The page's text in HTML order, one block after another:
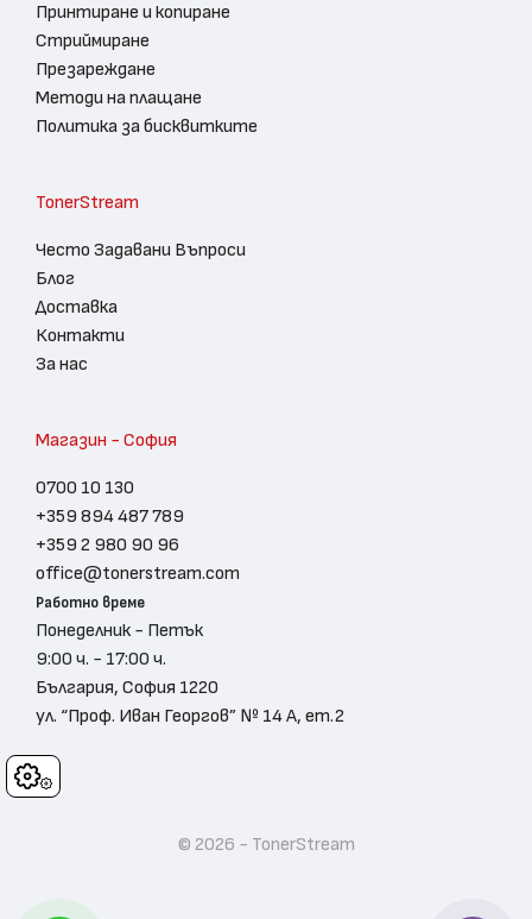
Cookies
Принтиране и копиране
Стриймиране
Презареждане
Методи на плащане
Политика за бисквитките
TonerStream
Често Задавани Въпроси
Блог
Доставка
Контакти
За нас
Магазин - София
0700 10 130
+359 894 487 789
+359 2 980 90 96
office@tonerstream.com
Работно време
Понеделник - Петък
9:00 ч. - 17:00 ч.
България, София 1220
ул. “Проф. Иван Георгов” № 14 А, ет.2
© 2026 - TonerStream